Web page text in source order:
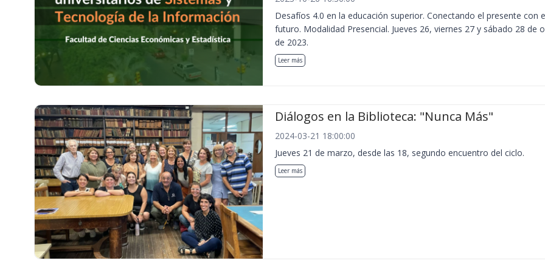
Desafíos 4.0 en la educación superior. Conectando el presente con
futuro. Modalidad Presencial. Jueves 26, viernes 27 y sábado 28 de
de 2023.
Leer más
Diálogos en la Biblioteca: "Nunca Más"
2024-03-21 18:00:00
Jueves 21 de marzo, desde las 18, segundo encuentro del ciclo.
Leer más